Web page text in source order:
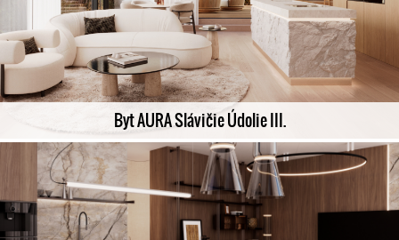
Byt AURA Slávičie Údolie III.